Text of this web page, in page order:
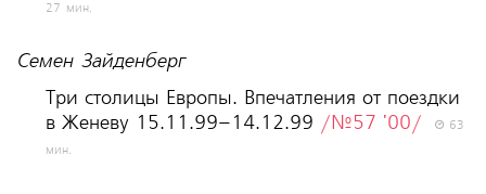
27 мин.
Семен Зайденберг
Три столицы Европы. Впечатления от поездки
в Женеву 15.11.99–14.12.99 /№57 '00/
63
мин.